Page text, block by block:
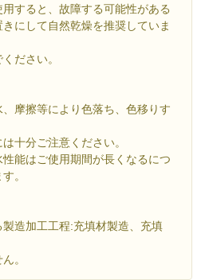
すると、故障する可能性がある
にして自然乾燥を推奨していま
ださい。
、摩擦等により色落ち、色移りす
十分ご注意ください。
性能はご使用期間が長くなるにつ
。
造加工工程:充填材製造、充填
。